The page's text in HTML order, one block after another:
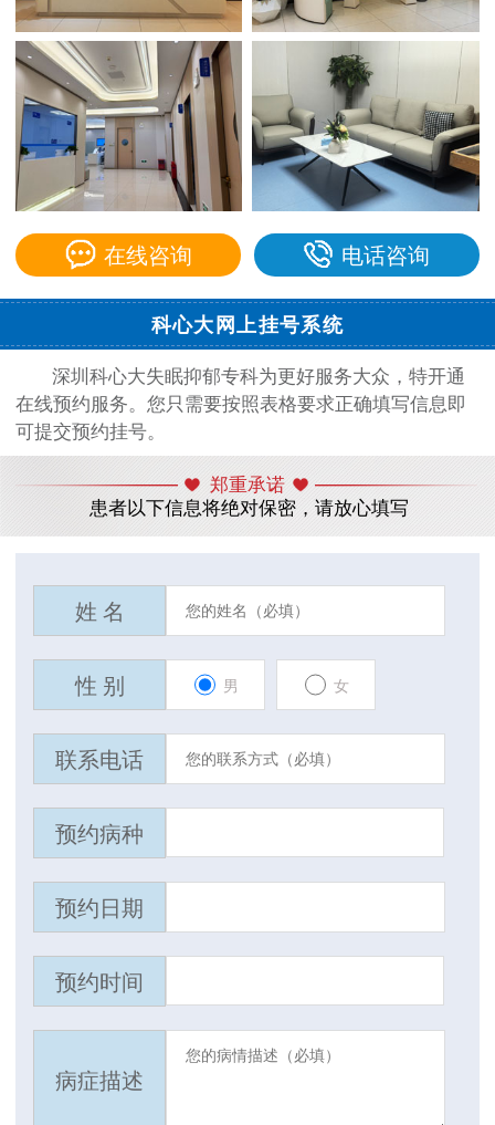
在线咨询 电话咨询
科心大网上挂号系统
深圳科心大失眠抑郁专科为更好服务大众，特开通
在线预约服务。您只需要按照表格要求正确填写信息即
可提交预约挂号。
郑重承诺
患者以下信息将绝对保密，请放心填写
姓 名
性 别 男 女
联系电话
预约病种
预约日期
预约时间
病症描述